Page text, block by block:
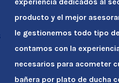
producto y el mejor
le gestionemos todo tipo
contamos con la
necesarios para acometer
bañera por plato de ducha